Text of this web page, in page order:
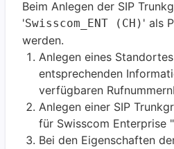
Beim Anlegen der SIP
'Swisscom_ENT (CH) ' als
werden.
Anlegen eines
entsprechenden
verfügbaren
Anlegen einer SIP
für Swisscom Enterprise
Bei den Eigenschaften